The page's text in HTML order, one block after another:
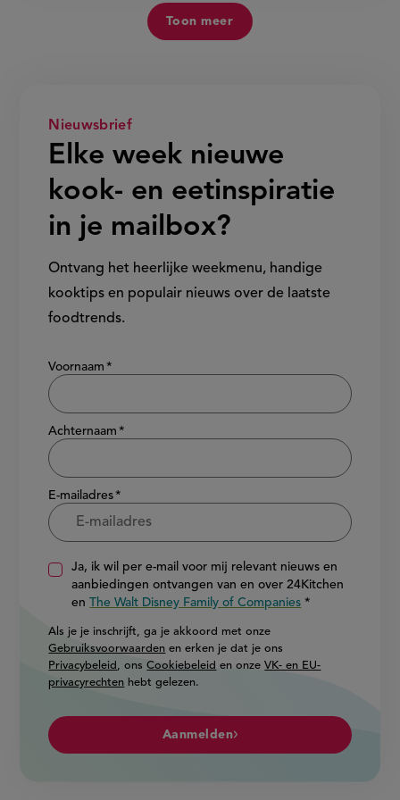
Toon meer
Nieuwsbrief
Elke week nieuwe
kook- en eetinspiratie
in je mailbox?
Ontvang het heerlijke weekmenu, handige
kooktips en populair nieuws over de laatste
foodtrends.
Show/hide
Voornaam
Achternaam
E-mailadres
Ja, ik wil per e-mail voor mij relevant nieuws en
aanbiedingen ontvangen van en over 24Kitchen
enThe Walt Disney Family of Companies
Als je je inschrijft, ga je akkoord met onze
Gebruiksvoorwaarden en erken je dat je ons
Privacybeleid , onsCookiebeleid en onzeVK- en EU-
privacyrechten hebt gelezen.
Aanmelden